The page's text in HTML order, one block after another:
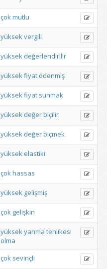
çokmutlu
yüksekvergili
yüksek değerlendirilir
yüksekfiyat ödenmiş
yüksekfiyat sunmak
yüksek değerbiçilir
yüksek değerbiçmek
yüksek elastiki
çokhassas
yüksek gelişmiş
çok gelişkin
yüksekyanma tehlikesi
olma
çok sevinçli